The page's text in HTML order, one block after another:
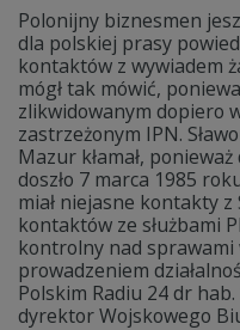
Polonijny biznesmen
dla polskiej prasy
kontaktów z wywiadem
mógł tak mówić,
zlikwidowanym dopiero
zastrzeżonym IPN.
Mazur kłamał,
doszło 7 marca 1985
miał niejasne kontakty z
kontaktów ze służbami
kontrolny nad sprawami
prowadzeniem
Polskim Radiu 24 dr hab.
dyrektor Wojskowego